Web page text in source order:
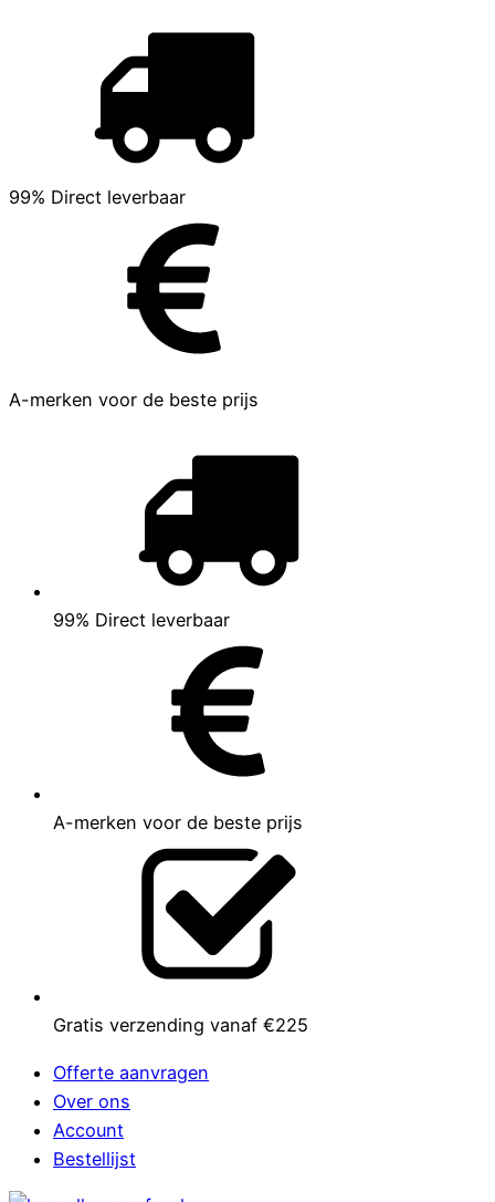
99% Direct leverbaar
A-merken voor de beste prijs
99% Direct leverbaar
A-merken voor de beste prijs
Gratis verzending vanaf €225
Offerte aanvragen
Over ons
Account
Bestellijst